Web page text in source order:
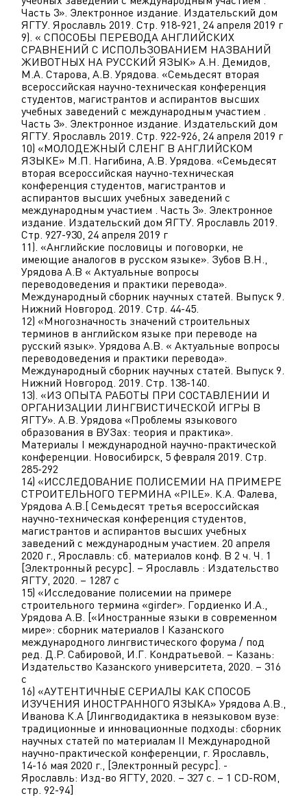
Часть 3». Электронное издание. Издательский дом
ЯГТУ. Ярославль 2019. Стр. 918-921, 24 апреля 2019 г
9). « СПОСОБЫ ПЕРЕВОДА АНГЛИЙСКИХ
СРАВНЕНИЙ С ИСПОЛЬЗОВАНИЕМ НАЗВАНИЙ
ЖИВОТНЫХ НА РУССКИЙ ЯЗЫК» А.Н. Демидов,
М.А. Старова, А.В. Урядова. «Семьдесят вторая
всероссийская научно-техническая конференция
студентов, магистрантов и аспирантов высших
учебных заведений с международным участием .
Часть 3». Электронное издание. Издательский дом
ЯГТУ. Ярославль 2019. Стр. 922-926, 24 апреля 2019 г
10) «МОЛОДЕЖНЫЙ СЛЕНГ В АНГЛИЙСКОМ
ЯЗЫКЕ» М.П. Нагибина, А.В. Урядова. «Семьдесят
вторая всероссийская научно-техническая
конференция студентов, магистрантов и
аспирантов высших учебных заведений с
международным участием . Часть 3». Электронное
издание. Издательский дом ЯГТУ. Ярославль 2019.
Стр. 927-930, 24 апреля 2019 г
11). «Английские пословицы и поговорки, не
имеющие аналогов в русском языке». Зубов В.Н.,
Урядова А.В « Актуальные вопросы
переводоведения и практики перевода».
Международный сборник научных статей. Выпуск 9.
Нижний Новгород. 2019. Стр. 44-45.
12) «Многозначность значений строительных
терминов в английском языке при переводе на
русский язык». Урядова А.В. « Актуальные вопросы
переводоведения и практики перевода».
Международный сборник научных статей. Выпуск 9.
Нижний Новгород. 2019. Стр. 138-140.
13). «ИЗ ОПЫТА РАБОТЫ ПРИ СОСТАВЛЕНИИ И
ОРГАНИЗАЦИИ ЛИНГВИСТИЧЕСКОЙ ИГРЫ В
ЯГТУ». А.В. Урядова «Проблемы языкового
образования в ВУЗах: теория и практика».
Материалы I международной научно-практической
конференции. Новосибирск, 5 февраля 2019. Стр.
285-292
14) «ИССЛЕДОВАНИЕ ПОЛИСЕМИИ НА ПРИМЕРЕ
СТРОИТЕЛЬНОГО ТЕРМИНА «PILE». К.А. Фалева,
Урядова А.В.[ Семьдесят третья всероссийская
научно-техническая конференция студентов,
магистрантов и аспирантов высших учебных
заведений с международным участием. 20 апреля
2020 г., Ярославль: сб. материалов конф. В 2 ч. Ч. 1
[Электронный ресурс]. – Ярославль : Издательство
ЯГТУ, 2020. – 1287 с
15) «Исследование полисемии на примере
строительного термина «girder». Гордиенко И.А.,
Урядова А.В. [«Иностранные языки в современном
мире»: сборник материалов I Казанского
международного лингвистического форума / под
ред. Д.Р. Сабировой, И.Г. Кондратьевой. – Казань:
Издательство Казанского университета, 2020. – 316
с
16) «АУТЕНТИЧНЫЕ СЕРИАЛЫ КАК СПОСОБ
ИЗУЧЕНИЯ ИНОСТРАННОГО ЯЗЫКА» Урядова А.В.,
Иванова К.А [Лингводидактика в неязыковом вузе:
традиционные и инновационные подходы: сборник
научных статей по материалам II Международной
научно-практической конференции, г. Ярославль,
14-16 мая 2020 г., [Электронный ресурс]. -
Ярославль: Изд-во ЯГТУ, 2020. – 327 с. – 1 CD-ROM,
стр. 92-94]